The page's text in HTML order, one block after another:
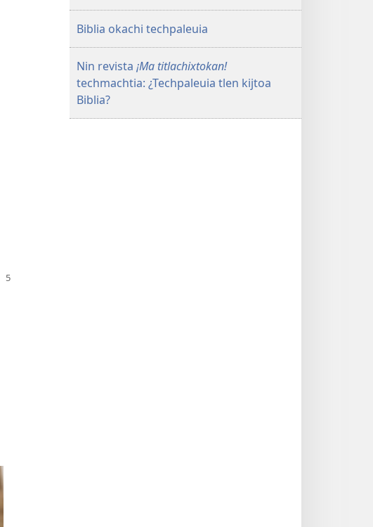
Biblia okachi techpaleuia
Nin revista ¡Ma titlachixtokan!
techmachtia: ¿Techpaleuia tlen kijtoa
Biblia?